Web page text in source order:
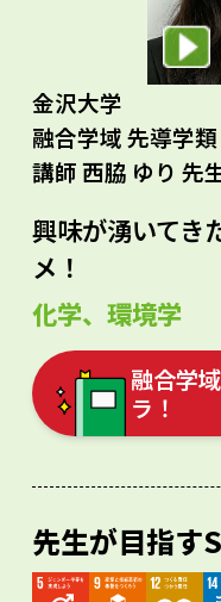
金沢大学
融合学域 先導学類
講師 西脇 ゆり 先
興味が湧いてき
メ！
化学、環境学
融合学
ラ！
先生が目指す